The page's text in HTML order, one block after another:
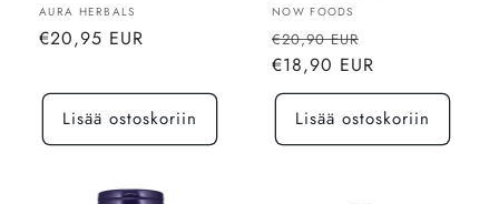
Myyjä:
AURA HERBALS
Normaalihinta
€20,95 EUR
Lisää ostoskoriin
Myyjä:
NOW FOODS
Normaalihinta
€20,90 EUR
€18,90 EUR
Lisää ostoskoriin